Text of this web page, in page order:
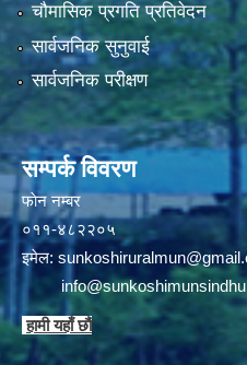
चौमासिक प्रगति प्रतिवेदन
सार्वजनिक सुनुवाई
सार्वजनिक परीक्षण
सम्पर्क विवरण
फाेन न‌‍‍‍‌‌म्बर
०११-४८२२०५
इमेल:
हामी यहाँ छाै‌ं